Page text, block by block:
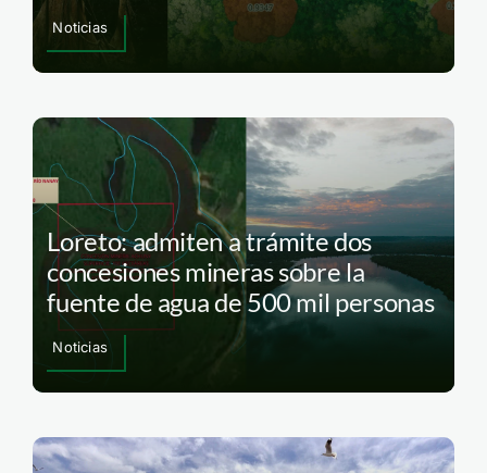
Noticias
Loreto: admiten a trámite dos
concesiones mineras sobre la
fuente de agua de 500 mil personas
Noticias